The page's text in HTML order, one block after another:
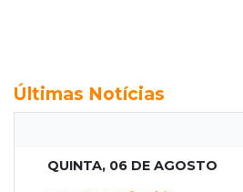
Últimas Notícias
QUINTA, 06 DE AGOSTO